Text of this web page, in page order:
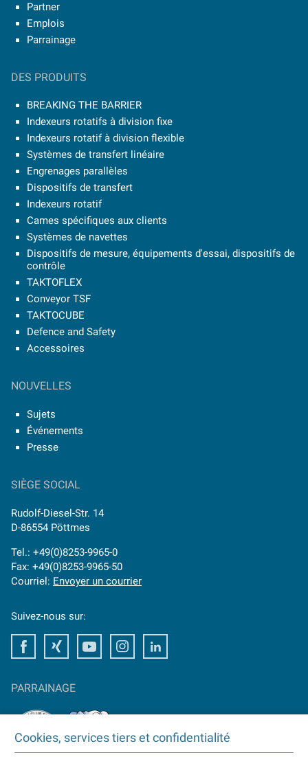
Partner
Emplois
Parrainage
DES PRODUITS
BREAKING THE BARRIER
Indexeurs rotatifs à division fixe
Indexeurs rotatif à division flexible
Systèmes de transfert linéaire
Engrenages parallèles
Dispositifs de transfert
Indexeurs rotatif
Cames spécifiques aux clients
Systèmes de navettes
Dispositifs de mesure, équipements d'essai, dispositifs de
contrôle
TAKTOFLEX
Conveyor TSF
TAKTOCUBE
Defence and Safety
Accessoires
NOUVELLES
Sujets
Événements
Presse
SIÈGE SOCIAL
Rudolf-Diesel-Str. 14
D-86554 Pöttmes
Tel.: +49(0)8253-9965-0
Fax: +49(0)8253-9965-50
Courriel: Envoyer un courrier
Suivez-nous sur:
FacebookXing Youtube Instagram
PARRAINAGE
Cookies, services tiers et confidentialité